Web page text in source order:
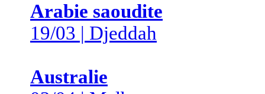
Arabie saoudite
19/03 | Djeddah
Australie